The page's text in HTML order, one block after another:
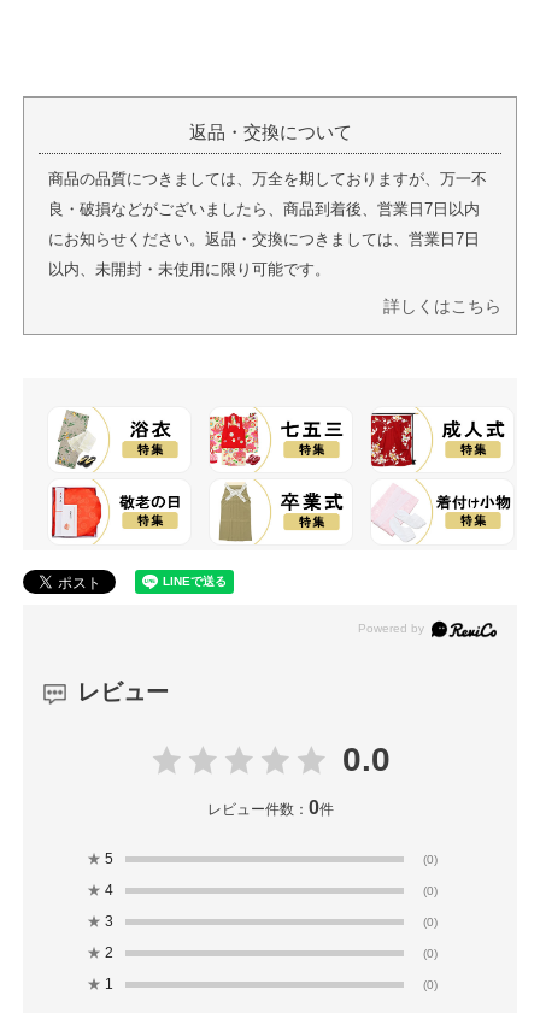
返品・交換について
商品の品質につきましては、万全を期しておりますが、万一不
良・破損などがございましたら、商品到着後、営業日7日以内
にお知らせください。返品・交換につきましては、営業日7日
以内、未開封・未使用に限り可能です。
詳しくはこちら
レビュー
0.0
レビュー件数： 0件
★ 5 (0)
★ 4 (0)
★ 3 (0)
★ 2 (0)
★ 1 (0)